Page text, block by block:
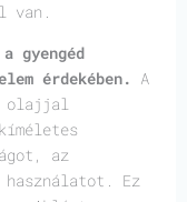
van.
gyengéd
érdekében. A
olajjal
az
használatot. Ez